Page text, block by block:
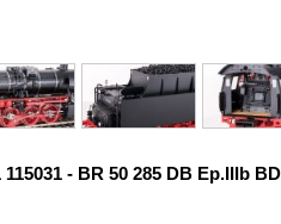
- BR 50 285 DB Ep.IIIb